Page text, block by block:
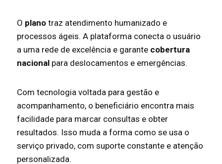
O plano traz atendimento humanizado e
processos ágeis. A plataforma conecta o usuário
a uma rede de excelência e garante cobertura
nacional para deslocamentos e emergências.
Com tecnologia voltada para gestão e
acompanhamento, o beneficiário encontra mais
facilidade para marcar consultas e obter
resultados. Isso muda a forma como se usa o
serviço privado, com suporte constante e atenção
personalizada.